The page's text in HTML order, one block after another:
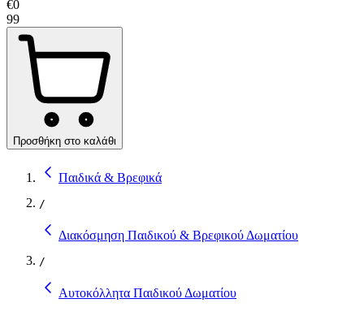
€0
99
Προσθήκη στο καλάθι
Παιδικά & Βρεφικά
/
Διακόσμηση Παιδικού & Βρεφικού Δωματίου
/
Αυτοκόλλητα Παιδικού Δωματίου